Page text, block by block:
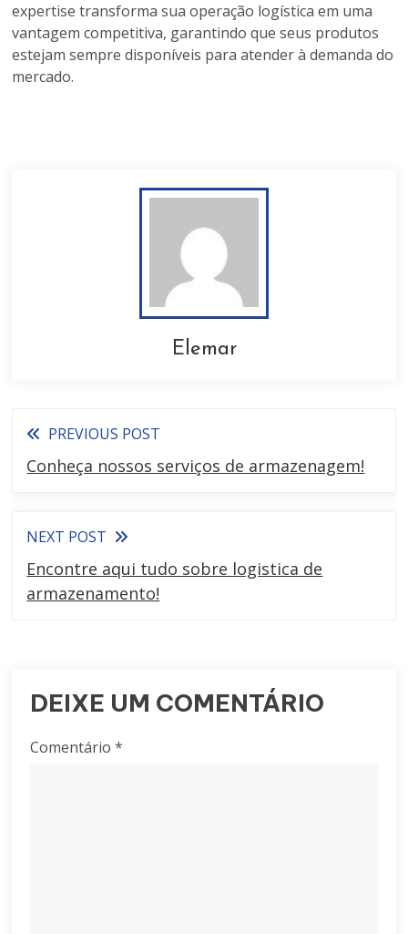
expertise transforma sua operação logística em uma
vantagem competitiva, garantindo que seus produtos
estejam sempre disponíveis para atender à demanda do
mercado.
Elemar
PREVIOUS POST
Conheça nossos serviços de armazenagem!
NEXT POST
Encontre aqui tudo sobre logistica de
armazenamento!
DEIXE UM COMENTÁRIO
Comentário*